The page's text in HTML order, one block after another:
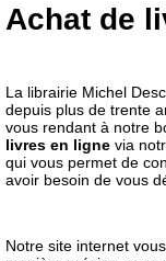
Achat de
La librairie Michel
depuis plus de trente
vous rendant à notre
livres en ligne via
qui vous permet de
avoir besoin de vous
Notre site internet